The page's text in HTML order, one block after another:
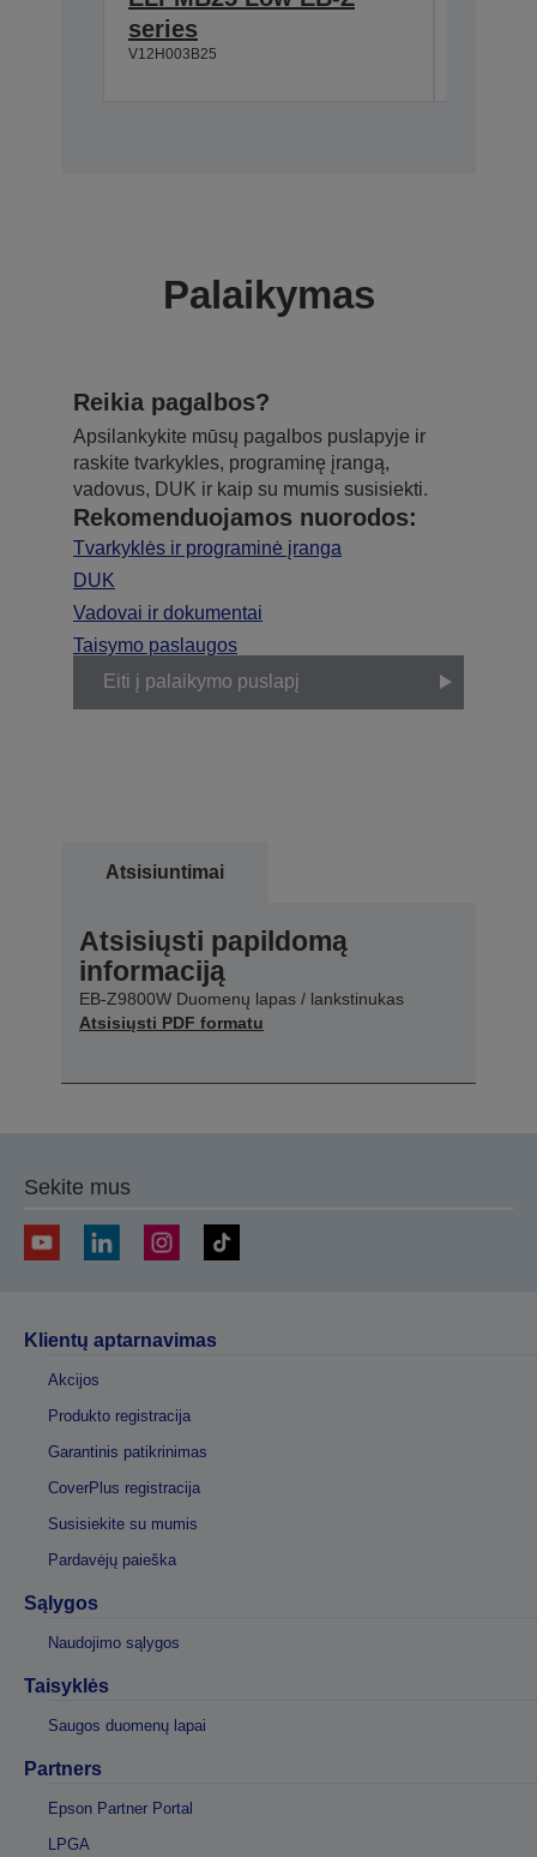
series
V12H003B25
Palaikymas
Reikia pagalbos?
Apsilankykite mūsų pagalbos puslapyje ir
raskite tvarkykles, programinę įrangą,
vadovus, DUK ir kaip su mumis susisiekti.
Rekomenduojamos nuorodos:
Tvarkyklės ir programinė įranga
DUK
Vadovai ir dokumentai
Taisymo paslaugos
Eiti į palaikymo puslapį
Atsisiuntimai
Atsisiųsti papildomą
informaciją
EB-Z9800W Duomenų lapas / lankstinukas
Atsisiųsti PDF formatu
Sekite mus
Klientų aptarnavimas
Akcijos
Produkto registracija
Garantinis patikrinimas
CoverPlus registracija
Susisiekite su mumis
Pardavėjų paieška
Sąlygos
Naudojimo sąlygos
Taisyklės
Saugos duomenų lapai
Partners
Epson Partner Portal
LPGA